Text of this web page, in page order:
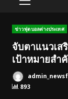
PRIMARY
ข่าวฟุตบอลต่างประเทศ
จับตาแนวเส
เป้าหมายสำ
893